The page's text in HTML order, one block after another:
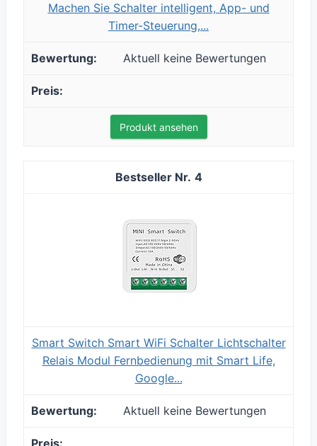
Machen Sie Schalter intelligent, App- und
Timer-Steuerung,...
Aktuell keine Bewertungen
Produkt ansehen
4
Smart Switch Smart WiFi Schalter Lichtschalter
Relais Modul Fernbedienung mit Smart Life,
Google...
Aktuell keine Bewertungen